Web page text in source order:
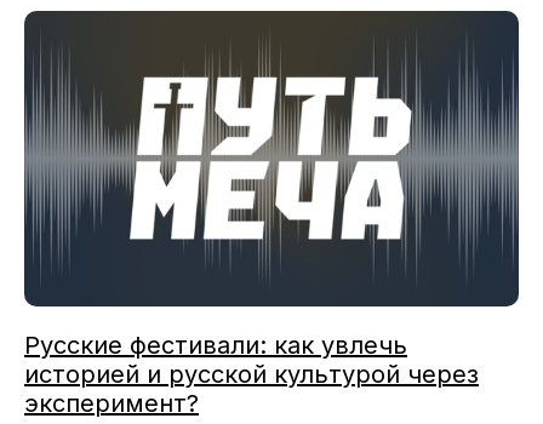
Русские фестивали: как увлечь
историей и русской культурой через
эксперимент?